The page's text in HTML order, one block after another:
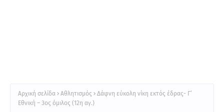
Αρχική σελίδα Αθλητισμός
Δάφνη εύκολη νίκη εκτός έδρας- Γ’
Εθνική – 3ος όμιλος (12η αγ.)